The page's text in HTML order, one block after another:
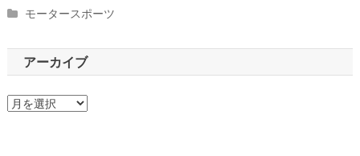
モータースポーツ
アーカイブ
ア